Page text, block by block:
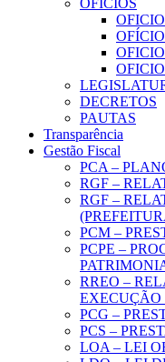
OFICIOS
DECRETOS
PAUTAS
Transparência
Gestão Fiscal
PCA –
RGF –
RGF –
PCM –
PCPE –
RREO –
PCG –
PCS –
LOA – LEI